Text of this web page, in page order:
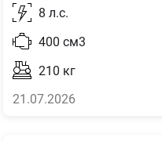
8 л.с.
400 см3
210 кг
21.07.2026